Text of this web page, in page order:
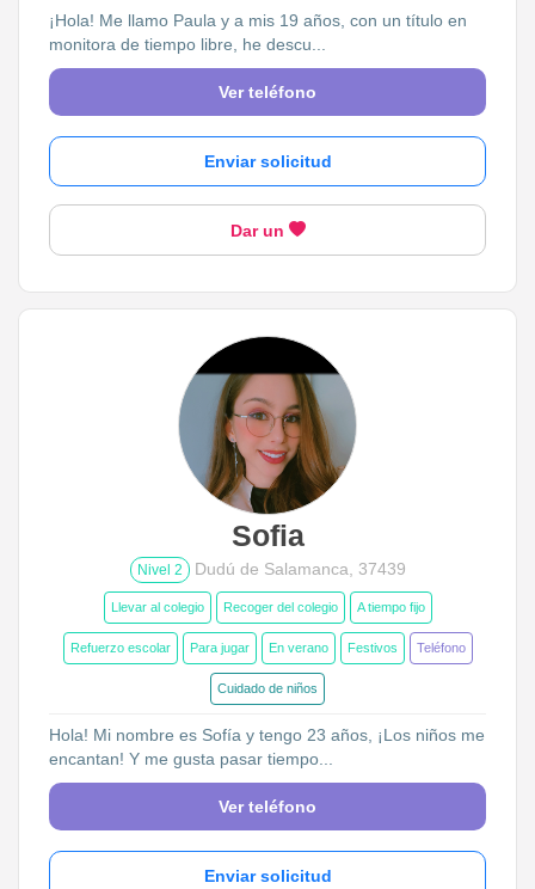
¡Hola! Me llamo Paula y a mis 19 años, con un título en
monitora de tiempo libre, he descu...
Ver teléfono
Enviar solicitud
Dar un
Sofia
Nivel 2 Dudú de Salamanca, 37439
Llevar al colegio Recoger del colegio A tiempo fijo
Refuerzo escolar Para jugar En verano Festivos Teléfono
Cuidado de niños
Hola! Mi nombre es Sofía y tengo 23 años, ¡Los niños me
encantan! Y me gusta pasar tiempo...
Ver teléfono
Enviar solicitud